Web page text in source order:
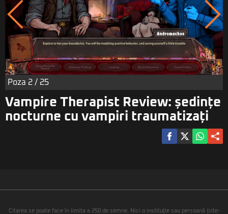
Poza 2 / 25
Vampire Therapist Review: ședințe
nocturne cu vampiri traumatizați
Citarea se poate face în limita a 250 de semne. Nici o instituţie sau persoană (site-